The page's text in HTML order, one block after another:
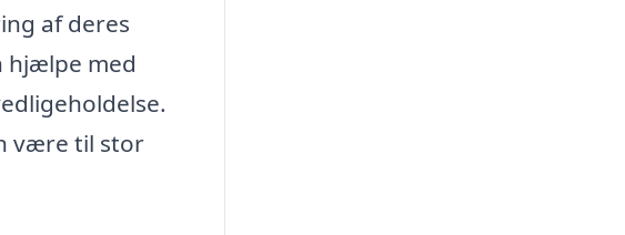
af deres
hjælpe med
være til stor